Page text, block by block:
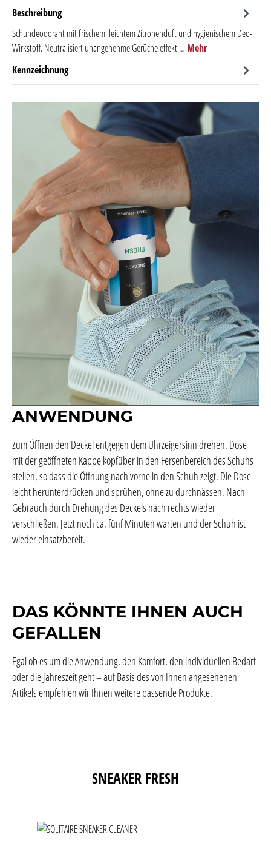
Beschreibung
Schuhdeodorant mit frischem, leichtem Zitronenduft und hygienischem Deo-
Wirkstoff. Neutralisiert unangenehme Gerüche effekti… Mehr
Kennzeichnung
ANWENDUNG
Zum Öffnen den Deckel entgegen dem Uhrzeigersinn drehen. Dose
mit der geöffneten Kappe kopfüber in den Fersenbereich des Schuhs
stellen, so dass die Öffnung nach vorne in den Schuh zeigt. Die Dose
leicht herunterdrücken und sprühen, ohne zu durchnässen. Nach
Gebrauch durch Drehung des Deckels nach rechts wieder
verschließen. Jetzt noch ca. fünf Minuten warten und der Schuh ist
wieder einsatzbereit.
DAS KÖNNTE IHNEN AUCH
GEFALLEN
Egal ob es um die Anwendung, den Komfort, den individuellen Bedarf
oder die Jahreszeit geht – auf Basis des von Ihnen angesehenen
Artikels empfehlen wir Ihnen weitere passende Produkte.
Produktgalerie überspringenSNEAKER FRESH